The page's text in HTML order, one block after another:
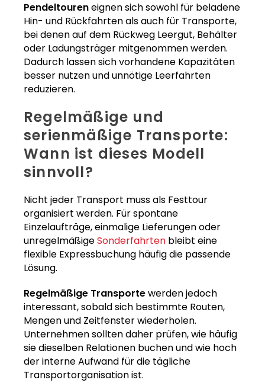
Pendeltoureneignen sich sowohl für beladene
Hin- und Rückfahrten als auch für Transporte,
bei denen auf dem Rückweg Leergut, Behälter
oder Ladungsträger mitgenommen werden.
Dadurch lassen sich vorhandene Kapazitäten
besser nutzen und unnötige Leerfahrten
reduzieren.
Regelmäßige und
serienmäßige Transporte:
Wann ist dieses Modell
sinnvoll?
Nicht jeder Transport muss als Festtour
organisiert werden. Für spontane
Einzelaufträge, einmalige Lieferungen oder
unregelmäßigeSonderfahrten bleibt eine
flexible Expressbuchung häufig die passende
Lösung.
Regelmäßige Transportewerden jedoch
interessant, sobald sich bestimmte Routen,
Mengen und Zeitfenster wiederholen.
Unternehmen sollten daher prüfen, wie häufig
sie dieselben Relationen buchen und wie hoch
der interne Aufwand für die tägliche
Transportorganisation ist.